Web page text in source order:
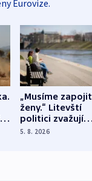
Eurovize.
z
„Musíme zapojit
ženy.“ Litevští
politici zvažují
dohodu o
5. 8. 2026